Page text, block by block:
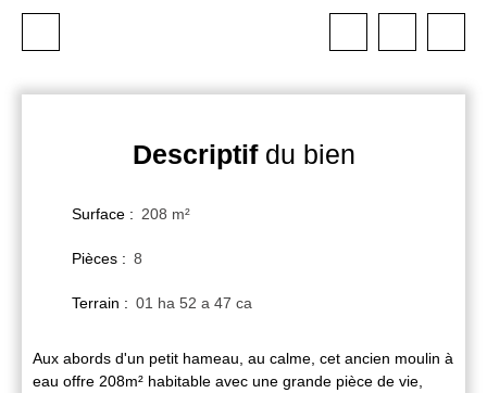
Descriptifdu bien
Surface : 208 m²
Pièces : 8
Terrain : 01 ha 52 a 47 ca
Aux abords d'un petit hameau, au calme, cet ancien moulin à
eau offre 208m² habitable avec une grande pièce de vie,